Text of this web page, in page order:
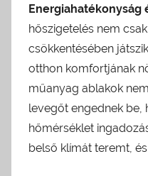
Energiahatékonyság
hőszigetelés nem
csökkentésében
otthon komfortjának
műanyag ablakok
levegőt engednek be,
hőmérséklet
belső klímát teremt,